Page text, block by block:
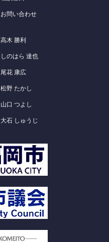
お問い合わせ
高木 勝利
しのはら 達也
尾花 康広
松野 たかし
山口 つよし
大石 しゅうじ